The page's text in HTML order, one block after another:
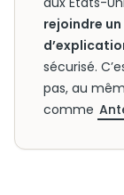
rejoindre
sécurisé.
pas, au
comme